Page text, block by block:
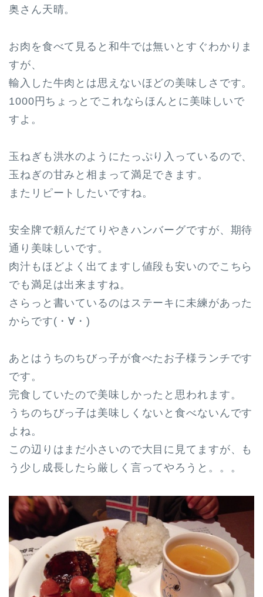
奥さん天晴。
お肉を食べて見ると和牛では無いとすぐわかりま
すが、
輸入した牛肉とは思えないほどの美味しさです。
1000円ちょっとでこれならほんとに美味しいで
すよ。
玉ねぎも洪水のようにたっぷり入っているので、
玉ねぎの甘みと相まって満足できます。
またリピートしたいですね。
安全牌で頼んだてりやきハンバーグですが、期待
通り美味しいです。
肉汁もほどよく出てますし値段も安いのでこちら
でも満足は出来ますね。
さらっと書いているのはステーキに未練があった
からです(・∀・)
あとはうちのちびっ子が食べたお子様ランチです
です。
完食していたので美味しかったと思われます。
うちのちびっ子は美味しくないと食べないんです
よね。
この辺りはまだ小さいので大目に見てますが、も
う少し成長したら厳しく言ってやろうと。。。